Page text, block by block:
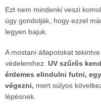
Ezt nem mindenki veszi
úgy gondolják, hogy ezzel
legyen bajuk.
A mostani állapotokat
védelemhez. UV szűrős
érdemes elindulni futni,
végezni, mert súlyos
lépésnek.